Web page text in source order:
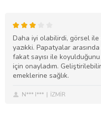
Daha iyi olabilirdi, görsel ile
yazıkki. Papatyalar
fakat sayısı ile
için onayladım.
emeklerine sağlık.
N*** I*** İZMİR